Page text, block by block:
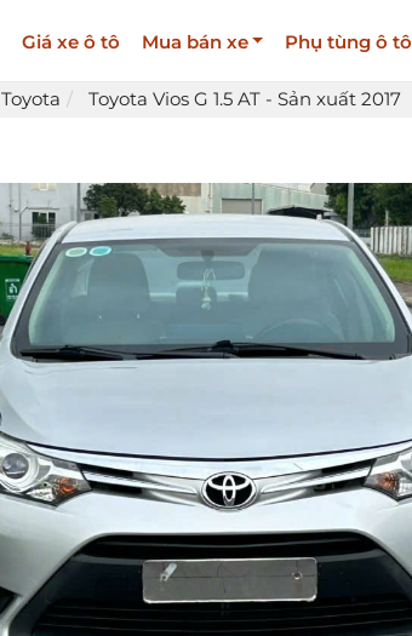
Giá xe ô tô Mua bán xe Phụ tùng ô tô
Toyota Toyota Vios G 1.5 AT - Sản xuất 2017